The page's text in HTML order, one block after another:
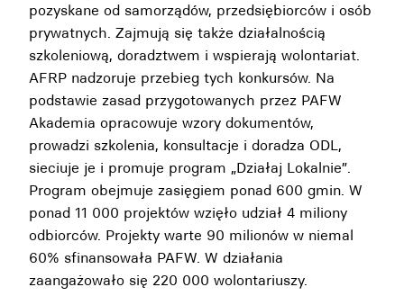
pozyskane od samorządów, przedsiębiorców i osób
prywatnych. Zajmują się także działalnością
szkoleniową, doradztwem i wspierają wolontariat.
AFRP nadzoruje przebieg tych konkursów. Na
podstawie zasad przygotowanych przez PAFW
Akademia opracowuje wzory dokumentów,
prowadzi szkolenia, konsultacje i doradza ODL,
sieciuje je i promuje program „Działaj Lokalnie”.
Program obejmuje zasięgiem ponad 600 gmin. W
ponad 11 000 projektów wzięło udział 4 miliony
odbiorców. Projekty warte 90 milionów w niemal
60% sfinansowała PAFW. W działania
zaangażowało się 220 000 wolontariuszy.